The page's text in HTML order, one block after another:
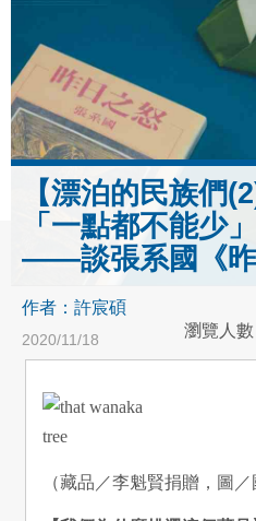
【漂泊的民族們
「一點都不能少
——談張系國《昨
作者： 許宸碩
2020/11/18 瀏覽人數
（藏品／李魁賢捐贈，圖／